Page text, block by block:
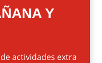
Y
actividades extra